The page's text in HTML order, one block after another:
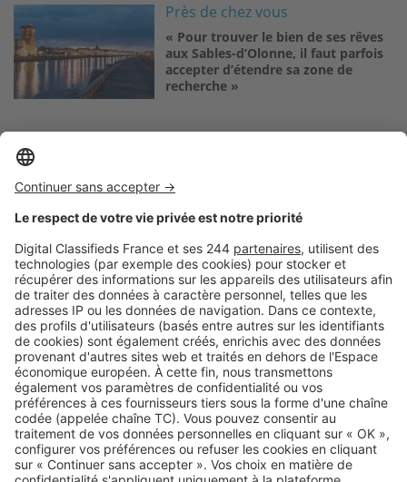
Image Près de chez vous
« Pour trouver le bien de ses rêves
aux Sables-d’Olonne, il faut parfois
accepter d’étendre sa zone de
recherche »
Logic-Immo c’est aussi …
Retrouvez-nous sur …
A propos
Qui sommes-nous ?